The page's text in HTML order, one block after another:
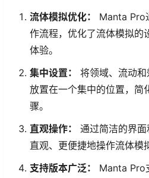
流体模拟优化：
Manta Pro
作流程，优化了流体模拟的
体验。
集中设置：
将领域、流动
放置在一个集中的位置，简
骤。
直观操作：
通过简洁的界
直观、更便捷地操作流体模
支持版本广泛：
Manta Pro